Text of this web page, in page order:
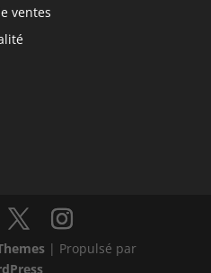
ventes
| Propulsé par